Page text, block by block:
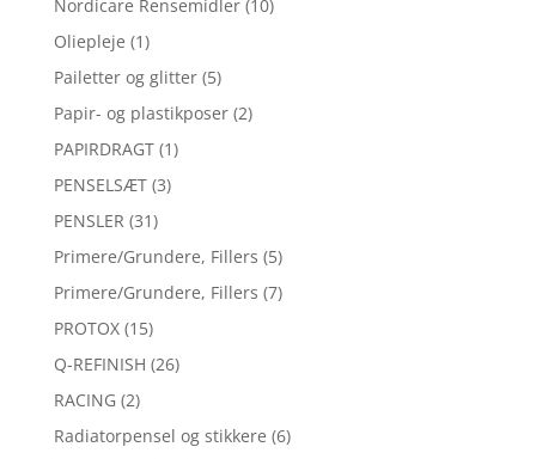
Nordicare Rensemidler (10)
Oliepleje (1)
Pailetter og glitter (5)
Papir- og plastikposer (2)
PAPIRDRAGT (1)
PENSELSÆT (3)
PENSLER (31)
Primere/Grundere, Fillers (5)
Primere/Grundere, Fillers (7)
PROTOX (15)
Q-REFINISH (26)
RACING (2)
Radiatorpensel og stikkere (6)